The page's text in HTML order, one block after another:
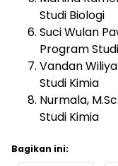
Studi Biologi
Suci Wulan
Program
Vandan
Studi Kimia
Nurmala,
Studi Kimia
Bagikan ini: